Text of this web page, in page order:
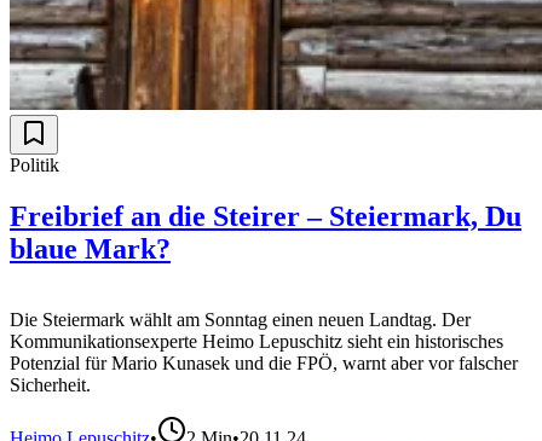
Politik
Freibrief an die Steirer – Steiermark, Du
blaue Mark?
Die Steiermark wählt am Sonntag einen neuen Landtag. Der
Kommunikationsexperte Heimo Lepuschitz sieht ein historisches
Potenzial für Mario Kunasek und die FPÖ, warnt aber vor falscher
Sicherheit.